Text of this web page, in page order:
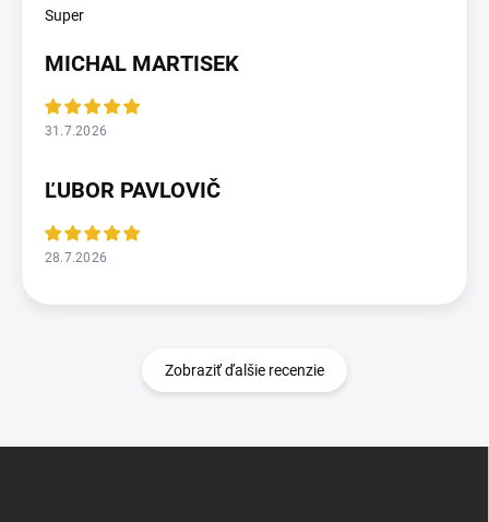
Super
MICHAL MARTISEK
31.7.2026
ĽUBOR PAVLOVIČ
28.7.2026
Zobraziť ďalšie recenzie